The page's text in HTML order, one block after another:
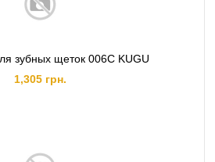
зубных щеток 006C KUGU
1,305 грн.